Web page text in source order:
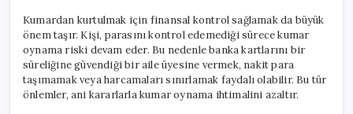
Kumardan kurtulmak için finansal kontrol sağlamak da büyük
önem taşır. Kişi, parasını kontrol edemediği sürece kumar
oynama riski devam eder. Bu nedenle banka kartlarını bir
süreliğine güvendiği bir aile üyesine vermek, nakit para
taşımamak veya harcamaları sınırlamak faydalı olabilir. Bu tür
önlemler, ani kararlarla kumar oynama ihtimalini azaltır.